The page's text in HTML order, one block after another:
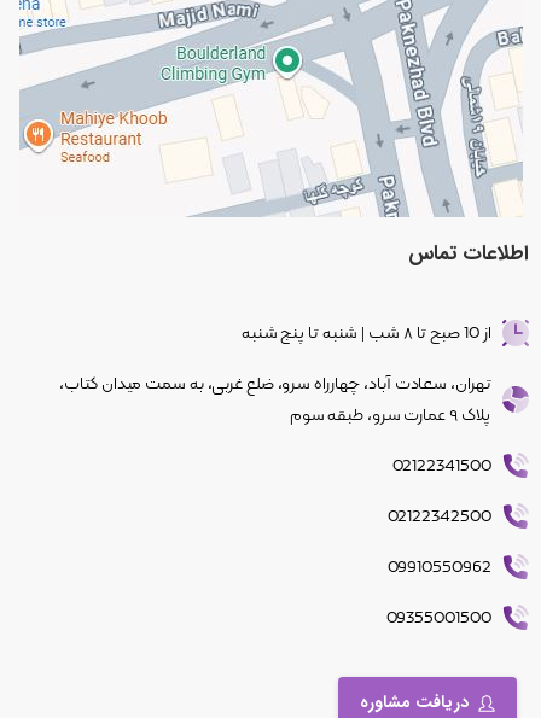
اطلاعات تماس
از 10 صبح تا ۸ شب | شنبه تا پنج شنبه
تهران، سعادت آباد، چهار‌راه سرو، ضلع غربی، به سمت میدان کتاب،
پلاک ۹ عمارت سرو، طبقه سوم
02122341500
02122342500
09910550962
09355001500
دریافت مشاوره